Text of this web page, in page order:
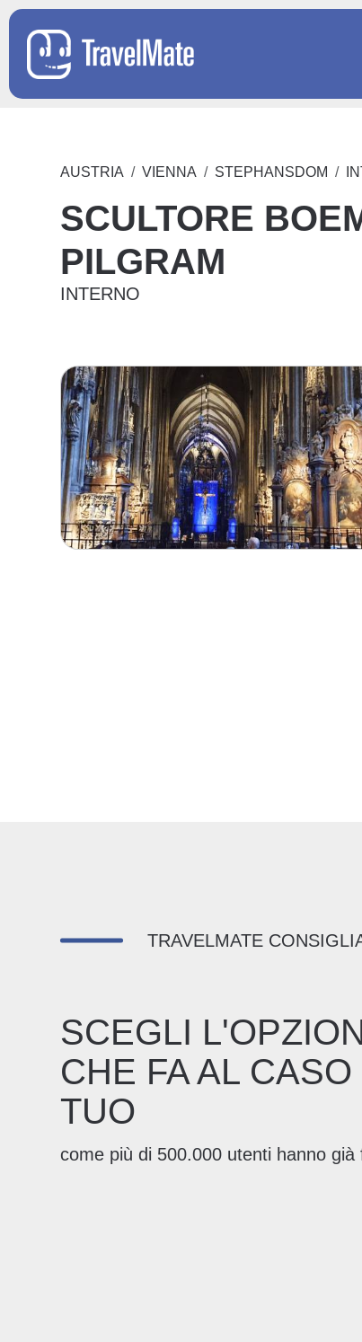
AUSTRIA VIENNA STEPHANSDOM
SCULTORE
PILGRAM
INTERNO
TRAVELMATE
SCEGLI
CHE FA AL CASO
TUO
come più di 500.000 utenti hanno già